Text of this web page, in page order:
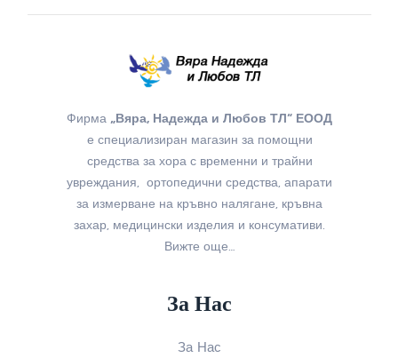
Фирма „Вяра, Надежда и Любов ТЛ“ ЕООД
е специализиран магазин за помощни
средства за хора с временни и трайни
увреждания, ортопедични средства, апарати
за измерване на кръвно налягане, кръвна
захар, медицински изделия и консумативи.
Вижте още…
За Нас
За Нас